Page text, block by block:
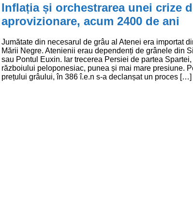
Inflația și orchestrarea unei crize
aprovizionare, acum 2400 de ani
Jumătate din necesarul de grâu al Atenei era importat
Mării Negre. Atenienii erau dependenți de grânele din
sau Pontul Euxin. Iar trecerea Persiei de partea Spartei,
războiului peloponesiac, punea și mai mare presiune.
prețului grâului, în 386 î.e.n s-a declanșat un proces […]